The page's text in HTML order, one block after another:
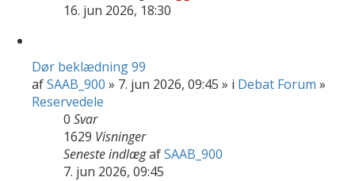
16. jun 2026, 18:30
Dør beklædning 99
afSAAB_900 » 7. jun 2026, 09:45 » i Debat Forum »
Reservedele
0 Svar
1629 Visninger
Seneste indlægafSAAB_900
7. jun 2026, 09:45